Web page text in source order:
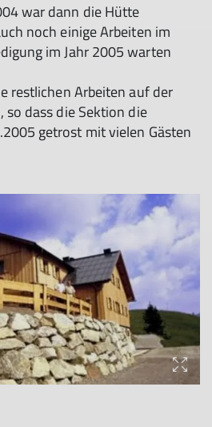
war dann die Hütte
noch einige Arbeiten im
im Jahr 2005 warten
restlichen Arbeiten auf der
dass die Sektion die
getrost mit vielen Gästen